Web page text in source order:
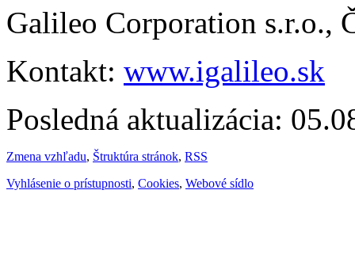
Galileo Corporation s.r.o.,
Kontakt: www.igalileo.sk
Posledná aktualizácia:
Zmena vzhľadu, Štruktúra stránok, RSS
Vyhlásenie o prístupnosti, Cookies, Webové sídlo